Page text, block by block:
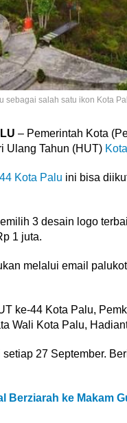
sebagai salah satu ikon Kota
– Pemerintah Kota
Ulang Tahun (HUT)
Kota Palu ini bisa
3 desain logo
1 juta.
melalui email
ke-44 Kota Palu,
Wali Kota Palu,
27 September.
Berziarah ke Makam